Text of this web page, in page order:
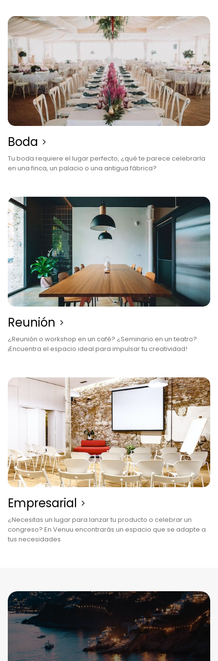
Boda
Tu boda requiere el lugar perfecto, ¿qué te parece celebrarla
en una finca, un palacio o una antigua fábrica?
Reunión
¿Reunión o workshop en un café? ¿Seminario en un teatro?
¡Encuentra el espacio ideal para impulsar tu creatividad!
Empresarial
¿Necesitas un lugar para lanzar tu producto o celebrar un
congreso? En Venuu encontrarás un espacio que se adapte a
tus necesidades